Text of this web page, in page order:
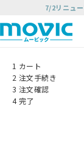
7/2リニュ
1 カート
2 注文手続き
3 注文確認
4 完了